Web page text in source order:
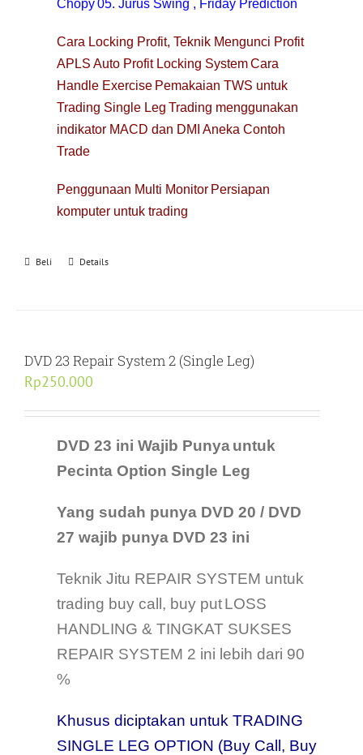
Chopy05. Jurus Swing , Friday Prediction
Cara Locking Profit, Teknik Mengunci Profit
APLS Auto Profit Locking SystemCara
Handle Exercise Pemakaian TWS untuk
Trading Single Leg Trading menggunakan
indikator MACD dan DMI Aneka Contoh
Trade
Penggunaan Multi Monitor Persiapan
komputer untuk trading
Beli Details
DVD 23 Repair System 2 (Single Leg)
Rp250.000
DVD 23 ini Wajib Punyauntuk
Pecinta Option Single Leg
Yang sudah punya DVD 20 / DVD
27 wajib punya DVD 23 ini
Teknik Jitu REPAIR SYSTEM untuk
trading buy call, buy putLOSS
HANDLING & TINGKAT SUKSES
REPAIR SYSTEM 2 ini lebih dari 90
%
Khusus diciptakan untuk TRADING
SINGLE LEG OPTION (Buy Call, Buy